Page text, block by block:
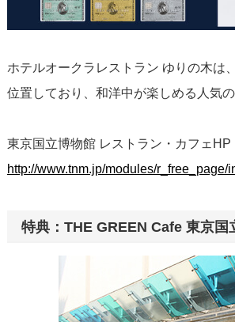
ホテルオークラレストラン ゆりの木は
位置しており、和洋中が楽しめる人気の
東京国立博物館 レストラン・カフェHP
http://www.tnm.jp/modules/r_free_page/
特典：THE GREEN Cafe 東京国